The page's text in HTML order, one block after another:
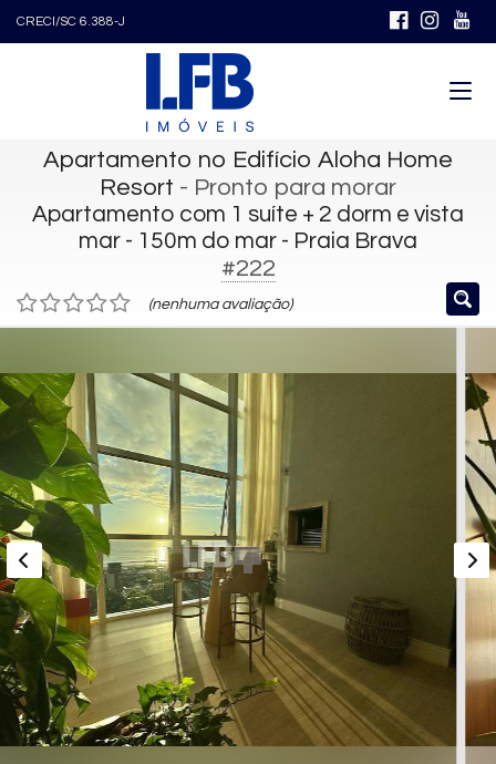
CRECI/SC 6.388-J
Apartamento no Edifício Aloha Home
Resort - Pronto para morar
Apartamento com 1 suíte + 2 dorm e vista
mar - 150m do mar - Praia Brava
#222
(nenhuma avaliação)